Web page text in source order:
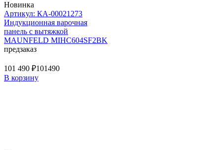
Новинка
Артикул: КА-00021273
Индукционная варочная
панель с вытяжкой
MAUNFELD MIHC604SF2BK
предзаказ
101 490 ₽101490
В корзину